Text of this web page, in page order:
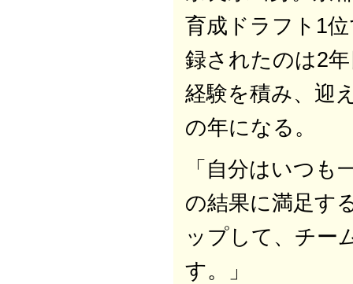
育成ドラフト1
録されたのは2
経験を積み、迎
の年になる。
「自分はいつ
の結果に満足す
ップして、チー
す。」